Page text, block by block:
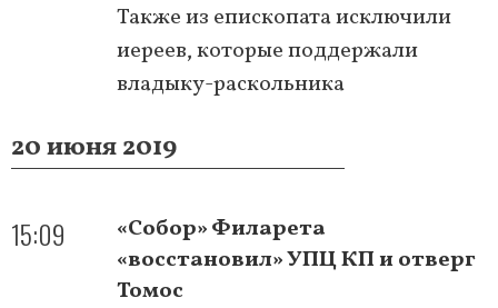
Также из епископата исключили
иереев, которые поддержали
владыку-раскольника
20 июня 2019
15:09
«Собор» Филарета
«восстановил» УПЦ КП и отверг
Томос